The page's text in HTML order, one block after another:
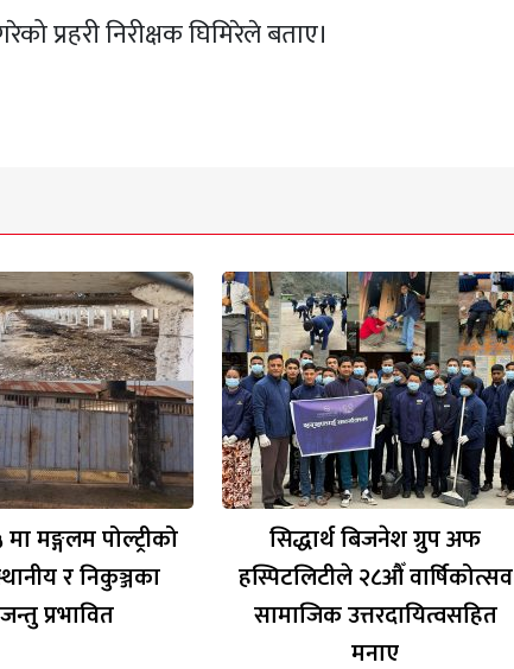
प्रहरी निरीक्षक घिमिरेले बताए।
मङ्गलम पोल्ट्रीको
र निकुञ्जका
प्रभावित
सिद्धार्थ बिजनेश ग्रुप अफ
हस्पिटलिटीले २८औँ वार्षिकोत्सव
सामाजिक उत्तरदायित्वसहित
मनाए